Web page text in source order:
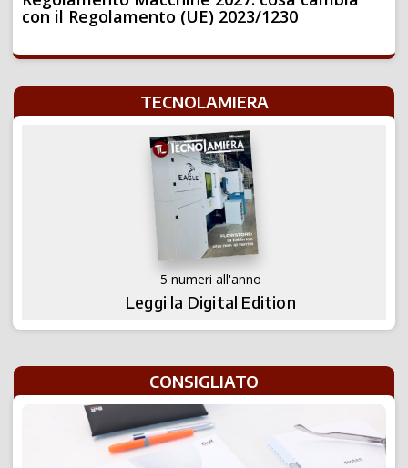
con il Regolamento (UE) 2023/1230
TECNOLAMIERA
5 numeri all'anno
Leggi la Digital Edition
CONSIGLIATO